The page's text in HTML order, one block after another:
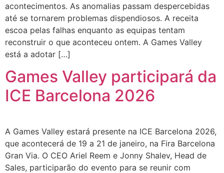
acontecimentos. As anomalias passam despercebidas
até se tornarem problemas dispendiosos. A receita
escoa pelas falhas enquanto as equipas tentam
reconstruir o que aconteceu ontem. A Games Valley
está a adotar […]
Games Valley participará da
ICE Barcelona 2026
A Games Valley estará presente na ICE Barcelona 2026,
que acontecerá de 19 a 21 de janeiro, na Fira Barcelona
Gran Via. O CEO Ariel Reem e Jonny Shalev, Head de
Sales, participarão do evento para se reunir com